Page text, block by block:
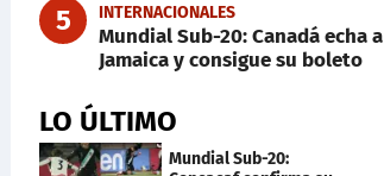
5 INTERNACIONALES
Mundial Sub-20: Canadá echa a
Jamaica y consigue su boleto
LO ÚLTIMO
Mundial Sub-20: